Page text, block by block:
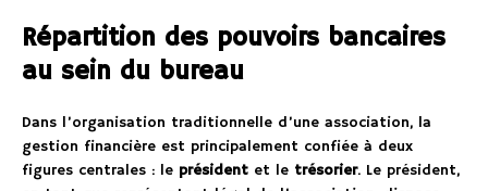
Répartition des pouvoirs bancaires
au sein du bureau
Dans l’organisation traditionnelle d’une association, la
gestion financière est principalement confiée à deux
figures centrales : le président et le trésorier. Le président,